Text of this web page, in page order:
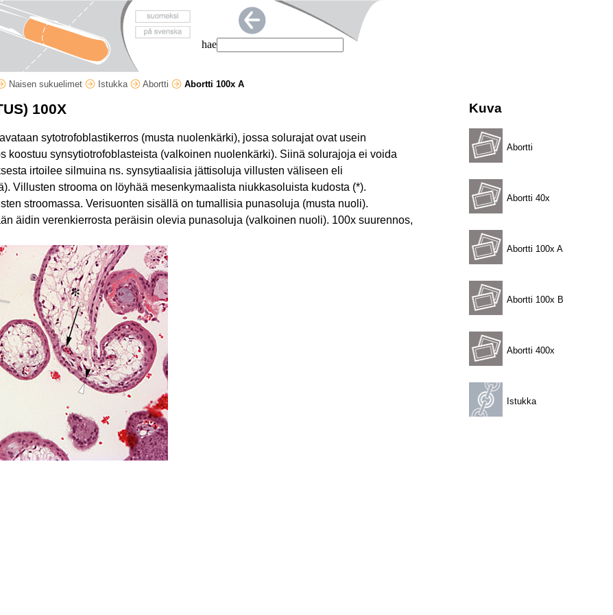
hae
Naisen sukuelimet Istukka Abortti Abortti 100x A
Kuva
Abortti
Abortti 40x
Abortti 100x A
Abortti 100x B
Abortti 400x
Istukka
100X
sytotrofoblastikerros (musta nuolenkärki), jossa solurajat ovat usein
koostuu synsytiotrofoblasteista (valkoinen nuolenkärki). Siinä solurajoja ei voida
irtoilee silmuina ns. synsytiaalisia jättisoluja villusten väliseen eli
Villusten strooma on löyhää mesenkymaalista niukkasoluista kudosta (*).
stroomassa. Verisuonten sisällä on tumallisia punasoluja (musta nuoli).
äidin verenkierrosta peräisin olevia punasoluja (valkoinen nuoli). 100x suurennos,